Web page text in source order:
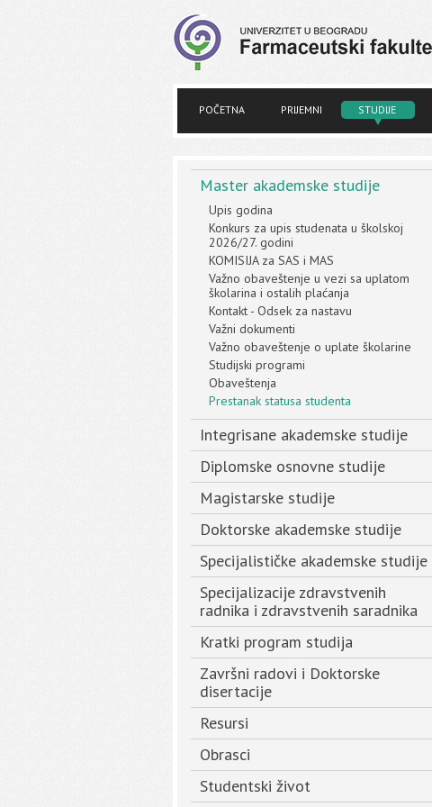
POČETNA PRIJEMNI STUDIJE
Master akademske studije
Upis godina
Konkurs za upis studenata u školskoj
2026/27. godini
KOMISIJA za SAS i MAS
Važno obaveštenje u vezi sa uplatom
školarina i ostalih plaćanja
Kontakt - Odsek za nastavu
Važni dokumenti
Važno obaveštenje o uplate školarine
Studijski programi
Obaveštenja
Prestanak statusa studenta
Integrisane akademske studije
Diplomske osnovne studije
Magistarske studije
Doktorske akademske studije
Specijalističke akademske studije
Specijalizacije zdravstvenih
radnika i zdravstvenih saradnika
Kratki program studija
Završni radovi i Doktorske
disertacije
Resursi
Obrasci
Studentski život